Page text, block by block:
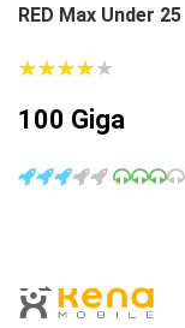
RED Max Under 25
★★★★★
★★★★★
100 Giga